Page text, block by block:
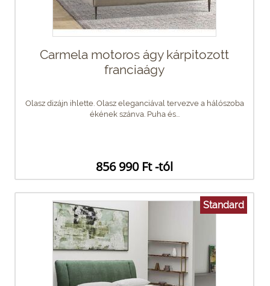
Carmela motoros ágy kárpitozott
franciaágy
Olasz dizájn ihlette. Olasz eleganciával tervezve a hálószoba
ékének szánva. Puha és...
856 990 Ft -tól
Standard